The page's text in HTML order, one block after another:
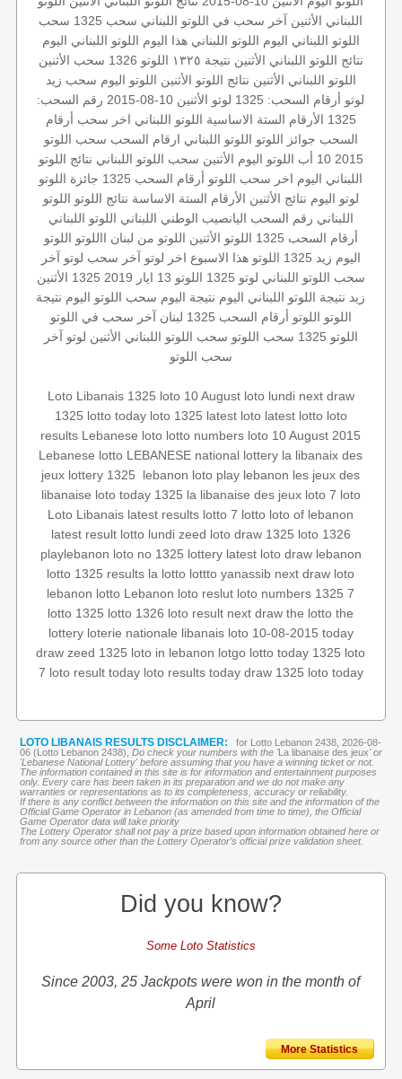
اللبناني الأثنين آخر سحب في اللوتو اللبناني سحب 1325
سحب
اللوتو اللبناني اليوم اللوتو اللبناني هذا اليوم اللوتو اللبناني اليوم
نتائج اللوتو اللبناني الأثنين نتيجة ١٣٢٥ اللوتو 1326
سحب الأثنين
اللوتو اللبناني الأثنين نتائج اللوتو الأثنين اللوتو اليوم سحب زيد
لوتو أرقام السحب: 1325 لوتو الأثنين 10-08-2015
رقم السحب:
1325 الأرقام الستة الاساسية اللوتو اللبناني اخر سحب أرقام
السحب جوائز اللوتو اللوتو اللبناني ارقام السحب سحب اللوتو
2015 10 أب
اللوتو اليوم الأثنين سحب اللوتو اللبناني نتائج اللوتو
اللبناني اليوم اخر سحب اللوتو أرقام السحب 1325
جائزة اللوتو
لوتو اليوم نتائج الأثنين الأرقام الستة الاساسة نتائج اللوتو اللوتو
اللبناني رقم السحب اليانصيب الوطني اللبناني اللوتو اللبناني
أرقام السحب 1325
اللوتو الأثنين اللوتو من لبنان االلوتو اللوتو
اليوم زيد 1325
اللوتو هذا الاسبوع اخر لوتو آخر سحب لوتو آخر
سحب اللوتو اللبناني لوتو 1325 اللوتو 13 ايار 2019
1325 الأثنين
زيد نتيجة اللوتو اللبناني اليوم نتيجة اليوم سحب اللوتو اليوم نتيجة
اللوتو اللوتو أرقام السحب 1325 لبنان آخر سحب في اللوتو
اللوتو 1325
سحب اللوتو سحب اللوتو اللبناني الأثنين لوتو آخر
سحب اللوتو
Loto Libanais 1325 loto 10 August loto lundi next draw
1325 lotto today loto 1325 latest loto latest lotto loto
results Lebanese loto lotto numbers loto 10 August 2015
Lebanese lotto LEBANESE national lottery la libanaix des
jeux lottery 1325 lebanon loto play lebanon les jeux des
libanaise loto today 1325 la libanaise des jeux loto 7 loto
Loto Libanais latest results lotto 7 lotto loto of lebanon
latest result lotto lundi zeed loto draw 1325 loto 1326
playlebanon loto no 1325 lottery latest loto draw lebanon
lotto 1325 results la lotto lottto yanassib next draw loto
lebanon lotto Lebanon loto reslut loto numbers 1325 7
lotto 1325 lotto 1326 loto result next draw the lotto the
lottery loterie nationale libanais loto 10-08-2015 today
draw zeed 1325 loto in lebanon lotgo lotto today 1325 loto
7 loto result today loto results today draw 1325 loto today
LOTO LIBANAIS RESULTS DISCLAIMER:
for Lotto Lebanon 2438, 2026-08-
06 (Lotto Lebanon 2438), Do check your numbers with the 'La libanaise des jeux' or
'Lebanese National Lottery' before assuming that you have a winning ticket or not.
The information contained in this site is for information and entertainment purposes
only. Every care has been taken in its preparation and we do not make any
warranties or representations as to its completeness, accuracy or reliability.
If there is any conflict between the information on this site and the information of the
Official Game Operator in Lebanon (as amended from time to time), the Official
Game Operator data will take priority
The Lottery Operator shall not pay a prize based upon information obtained here or
from any source other than the Lottery Operator’s official prize validation sheet.
Did you know?
Some Loto Statistics
Since 2003, 25 Jackpots were won in the month of
April
More Statistics